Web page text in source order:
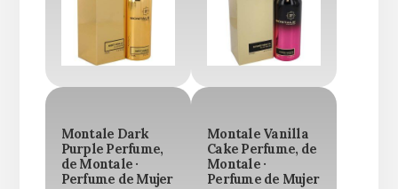
Montale Dark
Purple Perfume,
de Montale ·
Perfume de Mujer
Montale Vanilla
Cake Perfume, de
Montale ·
Perfume de Mujer